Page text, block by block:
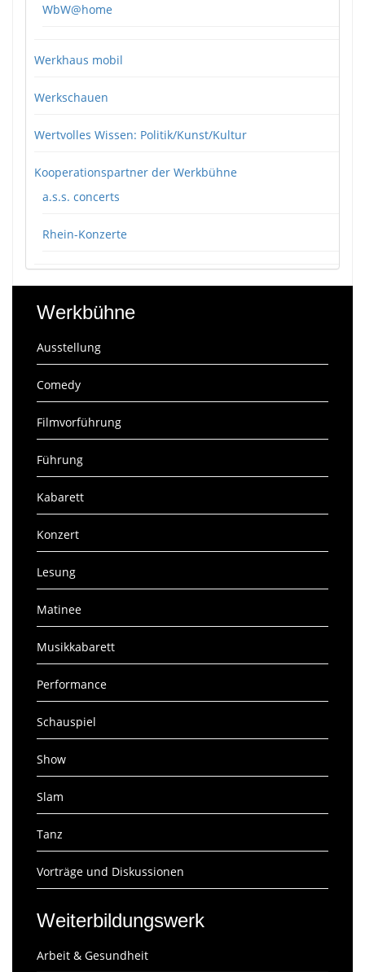
WbW@home
Werkhaus mobil
Werkschauen
Wertvolles Wissen: Politik/Kunst/Kultur
Kooperationspartner der Werkbühne
a.s.s. concerts
Rhein-Konzerte
Werkbühne
Ausstellung
Comedy
Filmvorführung
Führung
Kabarett
Konzert
Lesung
Matinee
Musikkabarett
Performance
Schauspiel
Show
Slam
Tanz
Vorträge und Diskussionen
Weiterbildungswerk
Arbeit & Gesundheit